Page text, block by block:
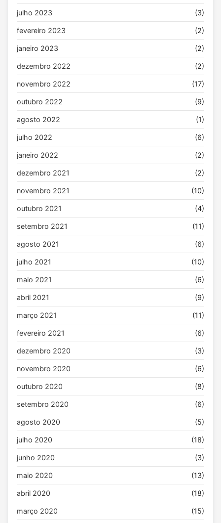
julho 2023 (3)
fevereiro 2023 (2)
janeiro 2023 (2)
dezembro 2022 (2)
novembro 2022 (17)
outubro 2022 (9)
agosto 2022 (1)
julho 2022 (6)
janeiro 2022 (2)
dezembro 2021 (2)
novembro 2021 (10)
outubro 2021 (4)
setembro 2021 (11)
agosto 2021 (6)
julho 2021 (10)
maio 2021 (6)
abril 2021 (9)
março 2021 (11)
fevereiro 2021 (6)
dezembro 2020 (3)
novembro 2020 (6)
outubro 2020 (8)
setembro 2020 (6)
agosto 2020 (5)
julho 2020 (18)
junho 2020 (3)
maio 2020 (13)
abril 2020 (18)
março 2020 (15)